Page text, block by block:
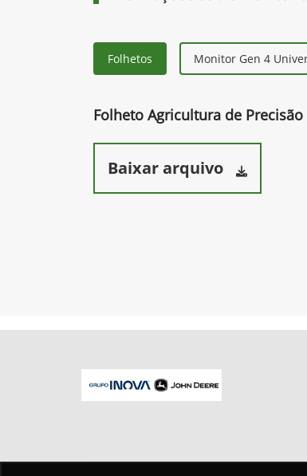
Folhetos Monitor Gen 4
Folheto Agricultura de Precisão
Baixar arquivo